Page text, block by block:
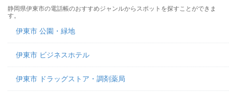
静岡県伊東市の電話帳のおすすめジャンルからスポットを探すことができま
す。
伊東市 公園・緑地
伊東市 ビジネスホテル
伊東市 ドラッグストア・調剤薬局